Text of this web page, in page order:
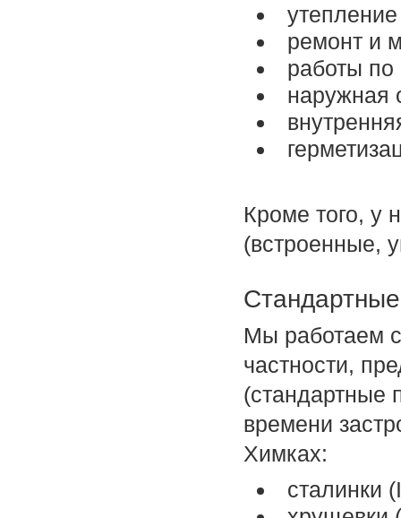
ремонт и
работы по
наружная
Кроме того, у
(встроенные,
Мы работаем
частности,
(стандартные
времени
Химках:
сталинки